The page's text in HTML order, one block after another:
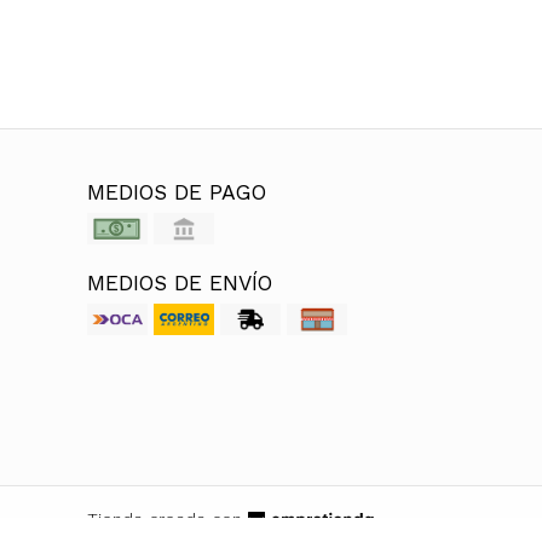
MEDIOS DE PAGO
MEDIOS DE ENVÍO
Tienda creada con